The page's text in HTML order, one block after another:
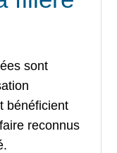
sont
bénéficient
reconnus